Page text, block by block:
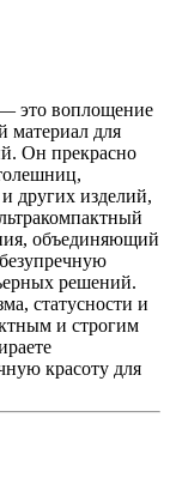
это воплощение
материал для
Он прекрасно
других изделий,
объединяющий
решений.
статусности и
и строгим
красоту для